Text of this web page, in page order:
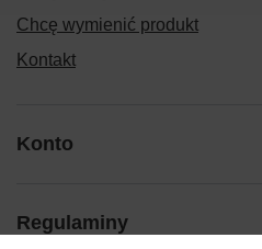
Chcę wymienić produkt
Kontakt
Konto
Regulaminy